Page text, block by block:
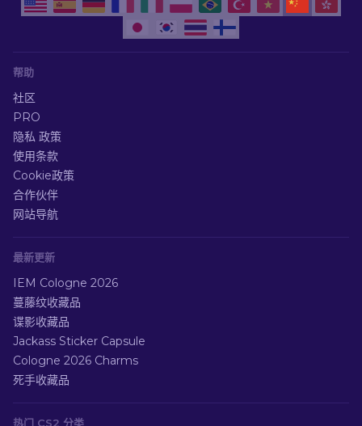
帮助
社区
PRO
隐私 政策
使用条款
Cookie政策
合作伙伴
网站导航
最新更新
IEM Cologne 2026
蔓藤纹收藏品
谍影收藏品
Jackass Sticker Capsule
Cologne 2026 Charms
死手收藏品
热门 CS2 分类